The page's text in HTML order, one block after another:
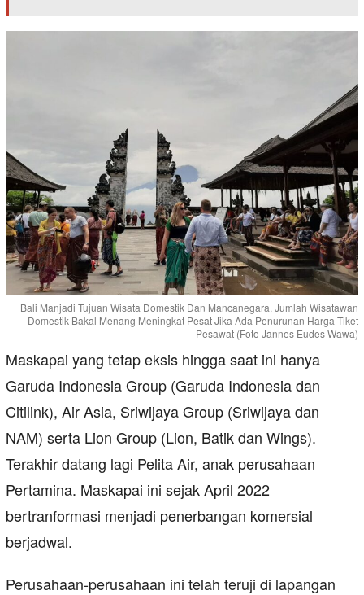
Bali Manjadi Tujuan Wisata Domestik Dan Mancanegara. Jumlah Wisatawan
Domestik Bakal Menang Meningkat Pesat Jika Ada Penurunan Harga Tiket
Pesawat (Foto Jannes Eudes Wawa)
Maskapai yang tetap eksis hingga saat ini hanya
Garuda Indonesia Group (Garuda Indonesia dan
Citilink), Air Asia, Sriwijaya Group (Sriwijaya dan
NAM) serta Lion Group (Lion, Batik dan Wings).
Terakhir datang lagi Pelita Air, anak perusahaan
Pertamina. Maskapai ini sejak April 2022
bertranformasi menjadi penerbangan komersial
berjadwal.
Perusahaan-perusahaan ini telah teruji di lapangan